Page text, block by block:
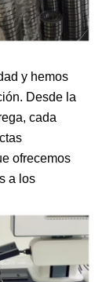
y hemos
Desde la
cada
ofrecemos
a los